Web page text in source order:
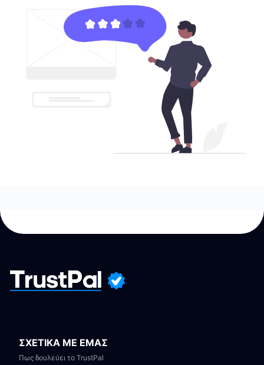
ΣΧΕΤΙΚΑ ΜΕ ΕΜΑΣ
Πως δουλεύει το TrustPal